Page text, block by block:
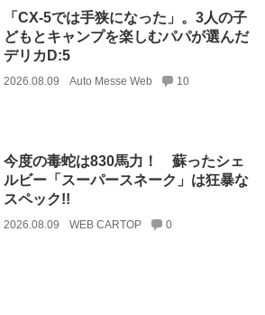
「CX-5では手狭になった」。3人の子
どもとキャンプを楽しむパパが選んだ
デリカD:5
2026.08.09 Auto Messe Web 10
今度の毒蛇は830馬力！ 蘇ったシェ
ルビー「スーパースネーク」は狂暴な
スペック!!
2026.08.09 WEB CARTOP 0